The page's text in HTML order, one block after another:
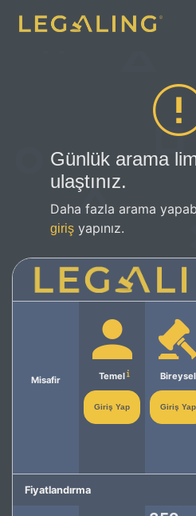
Günlük arama
ulaştınız.
Daha fazla arama
giriş yapınız.
Misafir Temel
Giriş Yap
Bireysel
Giriş Yap
Fiyatlandırma